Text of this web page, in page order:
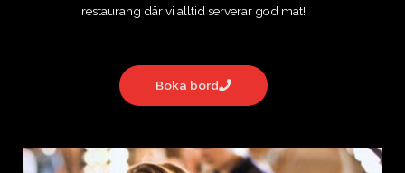
restaurang där vi alltid serverar god mat!
Boka bord